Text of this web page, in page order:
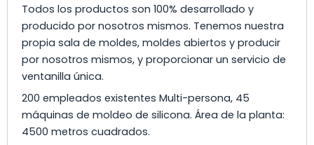
Todos los productos son 100% desarrollado y
producido por nosotros mismos. Tenemos nuestra
propia sala de moldes, moldes abiertos y producir
por nosotros mismos, y proporcionar un servicio de
ventanilla única.
200 empleados existentes Multi-persona, 45
máquinas de moldeo de silicona. Área de la planta:
4500 metros cuadrados.